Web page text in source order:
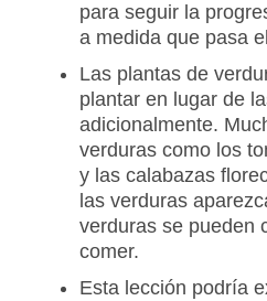
para seguir la
a medida que pasa
Las plantas de
plantar en lugar de
adicionalmente.
verduras como los
y las calabazas
las verduras
verduras se pueden
comer.
Esta lección podría